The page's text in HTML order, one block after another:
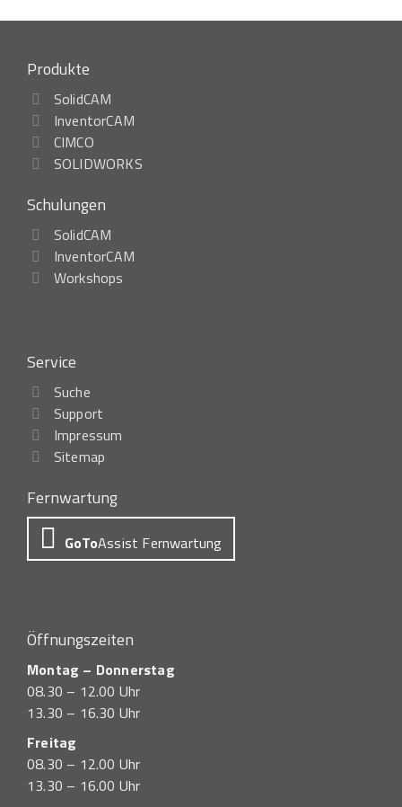
Produkte
SolidCAM
InventorCAM
CIMCO
SOLIDWORKS
Schulungen
SolidCAM
InventorCAM
Workshops
Service
Suche
Support
Impressum
Sitemap
Fernwartung
GoToAssist Fernwartung
Öffnungszeiten
Montag – Donnerstag
08.30 – 12.00 Uhr
13.30 – 16.30 Uhr
Freitag
08.30 – 12.00 Uhr
13.30 – 16.00 Uhr